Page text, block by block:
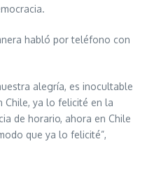
habló por teléfono con
alegría, es inocultable
Chile, ya lo felicité en la
de horario, ahora en Chile
que ya lo felicité”,